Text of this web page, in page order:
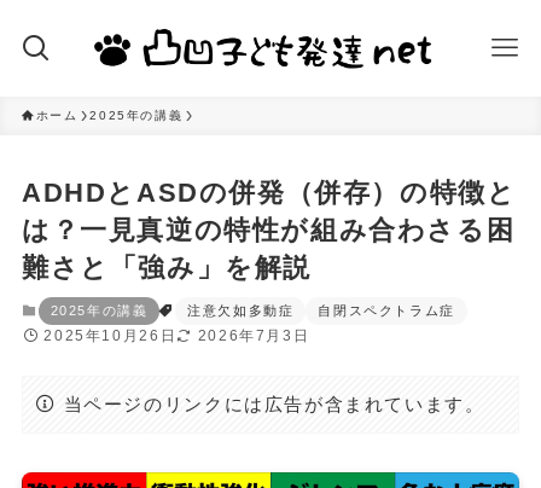
ホーム 2025年の講義
ADHDとASDの併発（併存）の特徴と
は？一見真逆の特性が組み合わさる困
難さと「強み」を解説
2025年の講義 注意欠如多動症 自閉スペクトラム症
2025年10月26日 2026年7月3日
当ページのリンクには広告が含まれています。